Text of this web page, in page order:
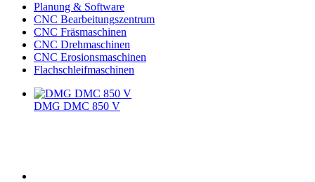
Planung & Software
CNC Bearbeitungszentrum
CNC Fräsmaschinen
CNC Drehmaschinen
CNC Erosionsmaschinen
Flachschleifmaschinen
DMG DMC 850 V